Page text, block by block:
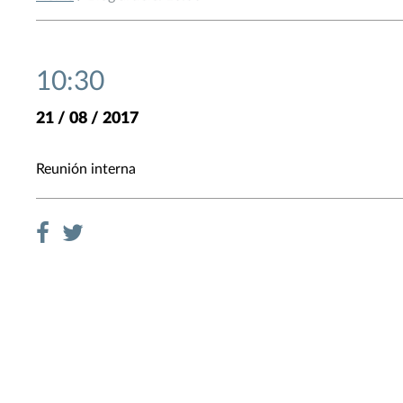
10:30
21 / 08 / 2017
Reunión interna